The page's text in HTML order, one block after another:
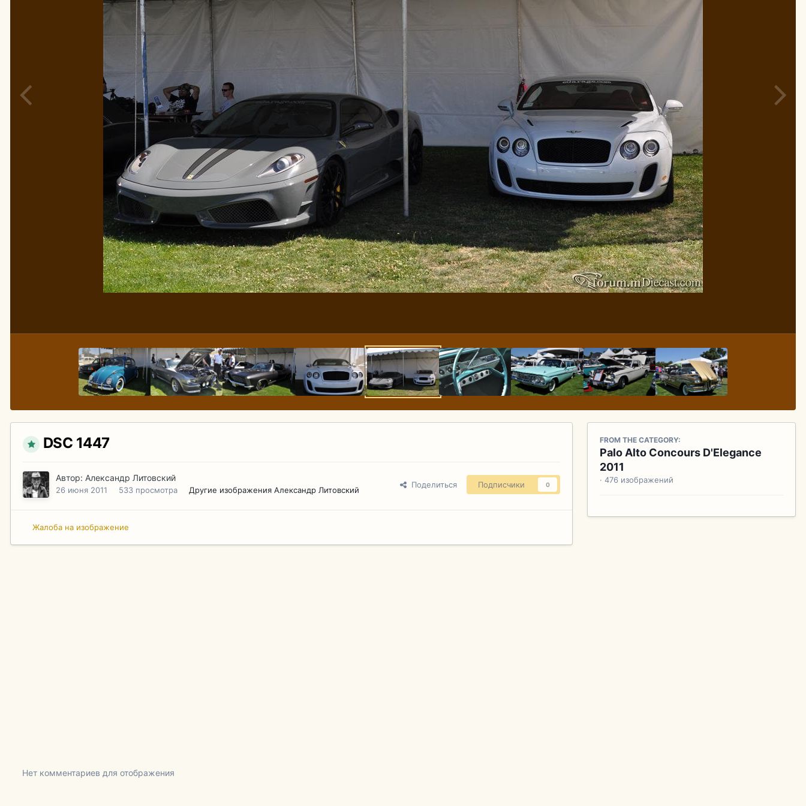
DSC 1447
Автор: Александр Литовский
26 июня 2011 533 просмотра Другие изображения Александр Литовский
Поделиться Подписчики 0
Жалоба на изображение
FROM THE CATEGORY:
Palo Alto Concours D'Elegance
2011
· 476 изображений
Нет комментариев для отображения